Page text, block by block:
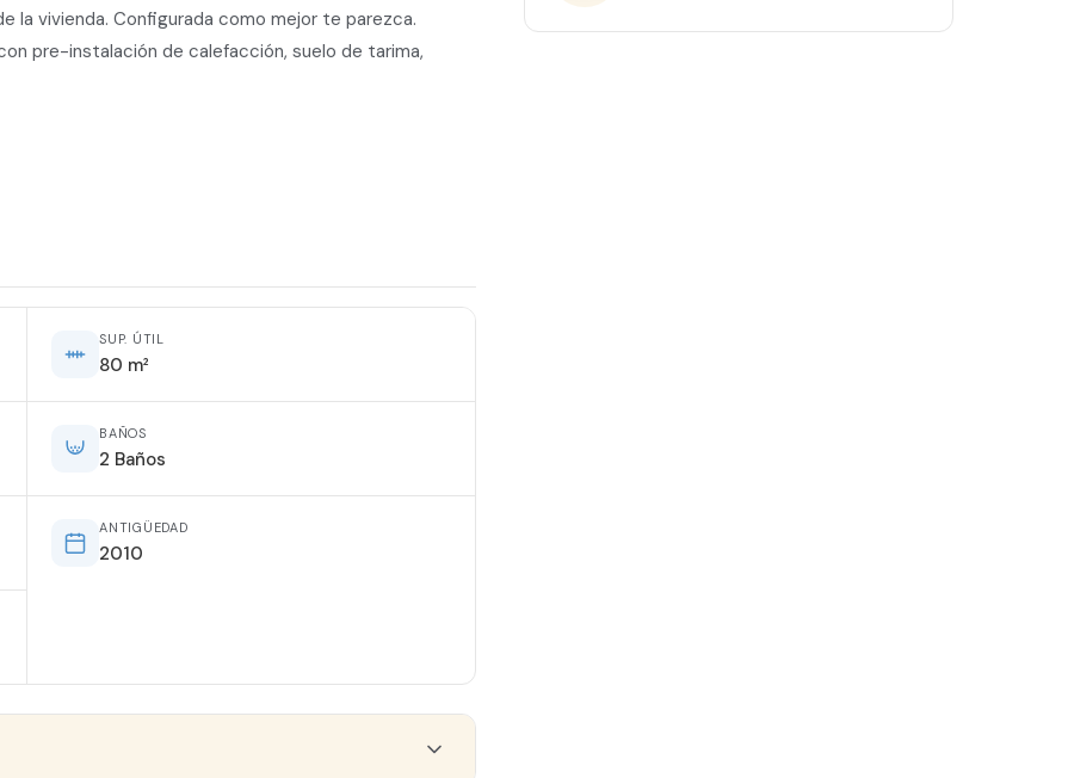
la vivienda. Configurada como mejor te parezca.
pre-instalación de calefacción, suelo de tarima,
SUP. ÚTIL
80 m²
BAÑOS
2 Baños
ANTIGÜEDAD
2010